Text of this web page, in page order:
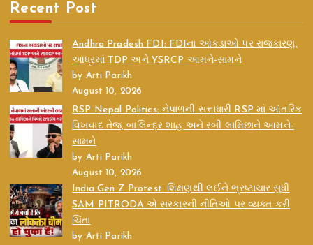
Recent Post
Andhra Pradesh FDI: FDIના આંકડાઓ પર રાજકારણ,
આંધ્રમાં TDP અને YSRCP આમને-સામને
by Arti Parikh
August 10, 2026
RSP Nepal Politics: નેપાળની સત્તાધારી RSP માં આંતરિક
વિખવાદ તેજ, બાલિન્દ્ર શાહ અને રબી લામિછાને આમને-
સામને
by Arti Parikh
August 10, 2026
India Gen Z Protest: શિક્ષણથી લઈને ભ્રષ્ટાચાર સુધી
SAM PITRODA એ સરકારની નીતિઓ પર વ્યક્ત કરી
ચિંતા
by Arti Parikh